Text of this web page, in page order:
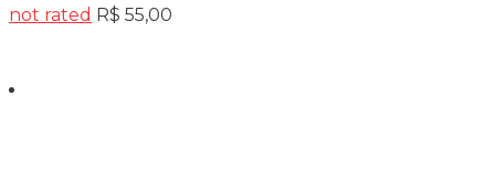
not rated R$ 55,00